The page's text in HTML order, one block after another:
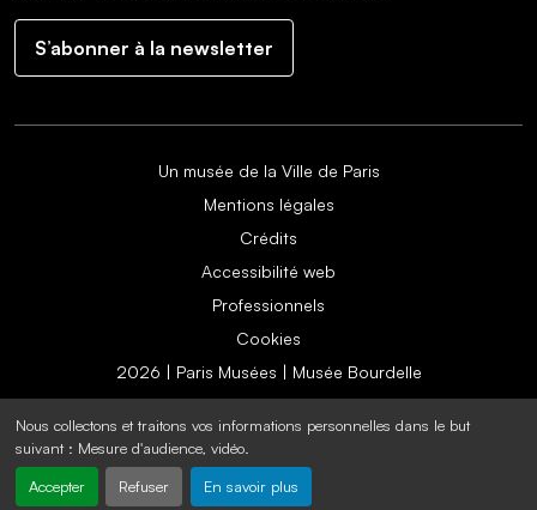
Nous collectons et traitons vos informations personnelles dans le but
suivant : Mesure d'audience, vidéo.
Accepter Refuser En savoir plus
S’abonner à la newsletter
Un musée de la Ville de Paris
Mentions légales
Crédits
Accessibilité web
Professionnels
Cookies
2026 | Paris Musées | Musée Bourdelle